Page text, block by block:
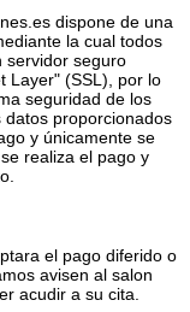
dispone de una
la cual todos
servidor seguro
Layer" (SSL), por lo
seguridad de los
datos proporcionados
y únicamente se
realiza el pago y
el pago diferido o
avisen al salon
acudir a su cita.